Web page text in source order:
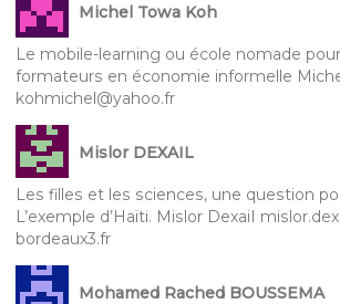
Michel Towa Koh
Le mobile-learning ou école nomade
formateurs en économie informelle
kohmichel@yahoo.fr
Mislor DEXAIL
Les filles et les sciences, une question
L’exemple d’Haïti. Mislor DexaiI
bordeaux3.fr
Mohamed Rached BOUSSEMA